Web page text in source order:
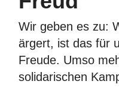
Wir geben es zu:
ärgert, ist das für
Freude. Umso
solidarischen